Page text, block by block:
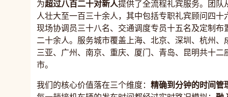
为超过八百二十对新人提供了全流程礼宾服务。团队
人壮大至一百三十余人，其中包括专职礼宾顾问四十
现场协调员三十八名、交通调度专员十五名及定制布
二十余人。服务城市覆盖上海、北京、深圳、杭州、
三亚、广州、南京、重庆、厦门、青岛、昆明共十二
市。
我们的核心价值落在三个维度： 精确到分钟的时间管